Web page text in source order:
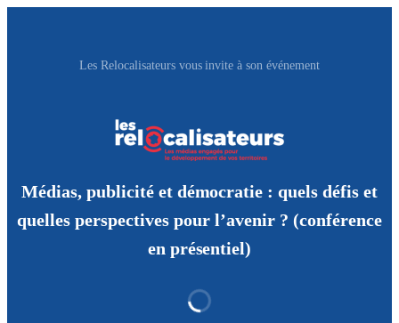
Les Relocalisateurs vous invite à son événement
Médias, publicité et démocratie : quels défis et
quelles perspectives pour l’avenir ? (conférence
en présentiel)